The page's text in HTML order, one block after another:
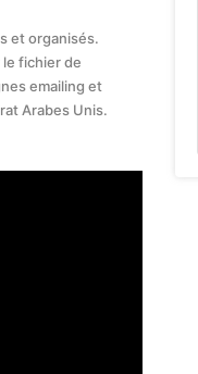
et organisés.
fichier de
emailing et
Arabes Unis.